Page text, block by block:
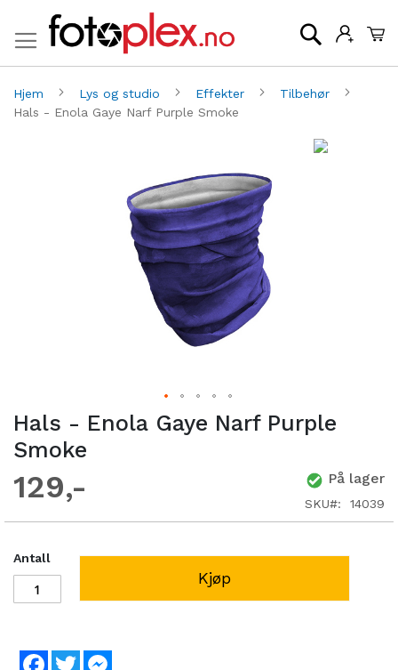
Søk
Hjem Lys og studio Effekter
Tilbehør
Hals - Enola Gaye Narf Purple Smoke
Hals - Enola Gaye Narf Purple
Smoke
129 På lager
SKU 14039
Antall
Kjøp
Facebook
Twitter